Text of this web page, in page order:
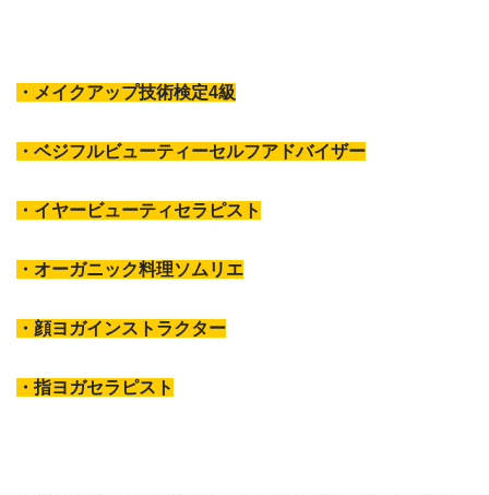
・メイクアップ技術検定4級
・ベジフルビューティーセルフアドバイザー
・イヤービューティセラピスト
・オーガニック料理ソムリエ
・顔ヨガインストラクター
・指ヨガセラピスト